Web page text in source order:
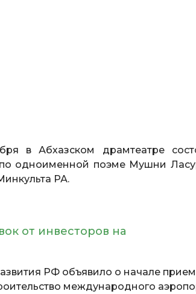
в Абхазском драмтеатре
по одноименной поэме Мушни
РА.
от инвесторов на
РФ объявило о начале
международного